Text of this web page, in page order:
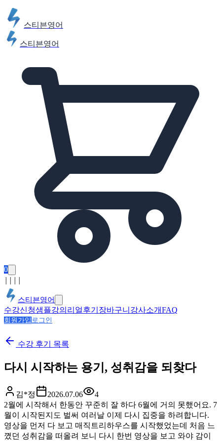
스티븐영어
스티븐영어
0
스티븐영어
수강신청샘플강의 리얼후기 장바구니 강사소개FAQ
회원가입 로그인
수강 후기 목록
다시 시작하는 용기, 성취감을 되찾다
김*정 2026.07.06
4
2월에 시작해서 한동안 꾸준히 잘 하다 6월에 거의 못했어요. 7
월이 시작된지도 벌써 여러날 이제 다시 집중을 하려합니다.
영상을 먼저 다 보고 매직트리하우스를 시작했었는데 처음 느
꼈던 성취감을 떠올려 보니 다시 한번 영상을 보고 와야 감이